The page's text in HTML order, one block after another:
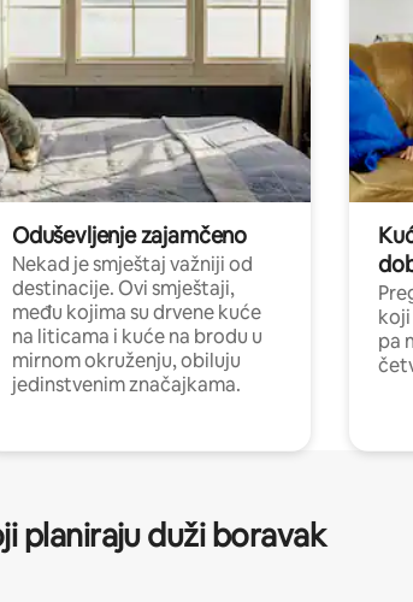
Oduševljenje zajamčeno
Nekad je smještaj važniji od
destinacije. Ovi smještaji,
među kojima su drvene kuće
na liticama i kuće na brodu u
mirnom okruženju, obiluju
jedinstvenim značajkama.
pa
planiraju duži boravak